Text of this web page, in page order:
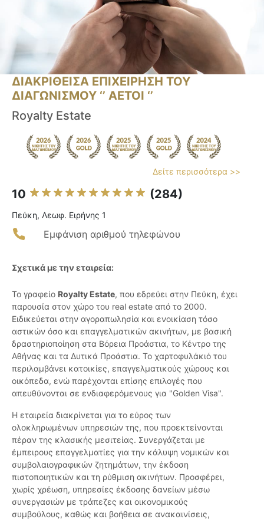
ΔΙΑΚΡΙΘΕΙΣΑ ΕΠΙΧΕΙΡΗΣΗ ΤΟΥ
ΔΙΑΓΩΝΙΣΜΟΥ ‘’ ΑΕΤΟΙ ‘’
Royalty Estate
Δείτε περισσότερα >>
10 (284)
Πεύκη, Λεωφ. Ειρήνης 1
Εμφάνιση αριθμού τηλεφώνου
Σχετικά με την εταιρεία:
Το γραφείο Royalty Estate, που εδρεύει στην Πεύκη, έχει
παρουσία στον χώρο του real estate από το 2000.
Ειδικεύεται στην αγοραπωλησία και ενοικίαση τόσο
αστικών όσο και επαγγελματικών ακινήτων, με βασική
δραστηριοποίηση στα Βόρεια Προάστια, το Κέντρο της
Αθήνας και τα Δυτικά Προάστια. Το χαρτοφυλάκιό του
περιλαμβάνει κατοικίες, επαγγελματικούς χώρους και
οικόπεδα, ενώ παρέχονται επίσης επιλογές που
απευθύνονται σε ενδιαφερόμενους για "Golden Visa".
Η εταιρεία διακρίνεται για το εύρος των
ολοκληρωμένων υπηρεσιών της, που προεκτείνονται
πέραν της κλασικής μεσιτείας. Συνεργάζεται με
έμπειρους επαγγελματίες για την κάλυψη νομικών και
συμβολαιογραφικών ζητημάτων, την έκδοση
πιστοποιητικών και τη ρύθμιση ακινήτων. Προσφέρει,
χωρίς χρέωση, υπηρεσίες έκδοσης δανείων μέσω
συνεργασιών με τράπεζες και οικονομικούς
συμβούλους, καθώς και βοήθεια σε ανακαινίσεις,